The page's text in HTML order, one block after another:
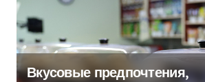
Вкусовые предпочтения,